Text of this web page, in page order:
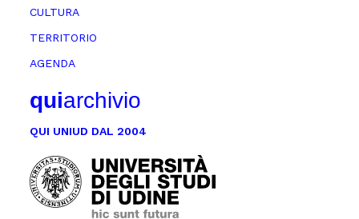
CULTURA
TERRITORIO
AGENDA
quiarchivio
QUI UNIUD DAL 2004